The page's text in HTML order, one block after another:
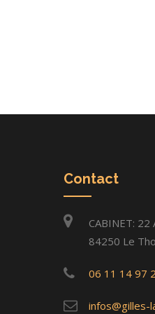
Contact
CABINET:
84250 Le
06 11 14 97
infos@gilles-